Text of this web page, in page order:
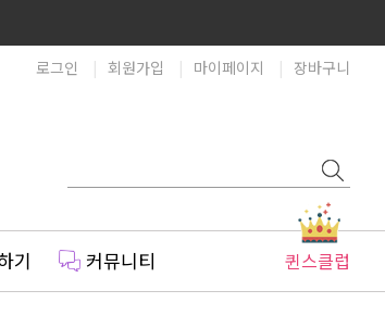
로그인 회원가입 마이페이지 장바구니
기 커뮤니티 퀸스클럽